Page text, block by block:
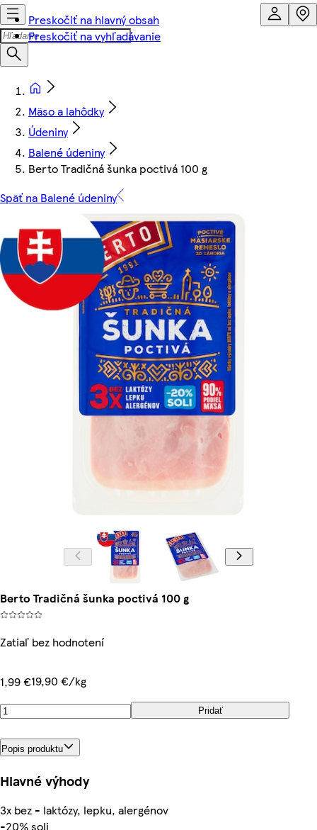
Preskočiť na hlavný obsah
Preskočiť na vyhľadávanie
Mäso a lahôdky
Údeniny
Balené údeniny
Berto Tradičná šunka poctivá 100 g
Späť na Balené údeniny
Berto Tradičná šunka poctivá 100 g
Zatiaľ bez hodnotení
1,99 €19,90 €/kg
Pridať
Popis produktu
Hlavné výhody
3x bez - laktózy, lepku, alergénov
-20% soli